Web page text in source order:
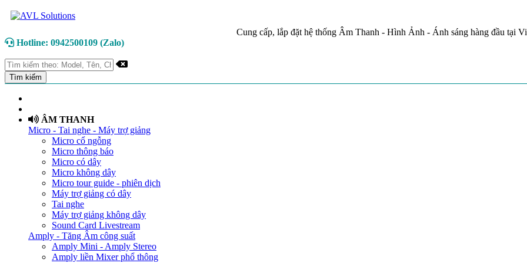
Cung cấp, lắp đặt hệ thống Âm Thanh - Hình Ảnh - Ánh sáng hàng đầu tại
Hotline: 0942500109 (Zalo)
ÂM THANH
Micro - Tai nghe - Máy trợ giảng
Micro cổ ngỗng
Micro thông báo
Micro có dây
Micro không dây
Micro tour guide - phiên dịch
Máy trợ giảng có dây
Tai nghe
Máy trợ giảng không dây
Sound Card Livestream
Amply - Tăng Âm công suất
Amply Mini - Amply Stereo
Amply liền Mixer phổ thông